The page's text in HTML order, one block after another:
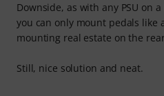
Downside, as with any PSU on
you can only mount pedals like
mounting real estate on the
Still, nice solution and neat.